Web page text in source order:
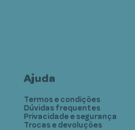
Ajuda
Termos e condições
Dúvidas frequentes
Privacidade e segurança
Trocas e devoluções